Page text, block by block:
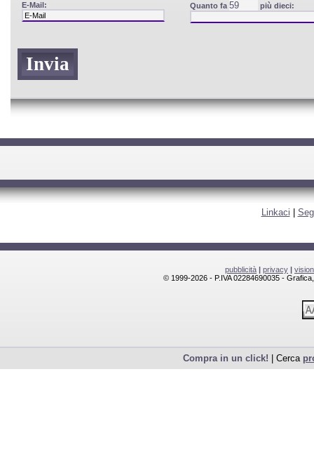
E-Mail: Quanto fa più dieci:
Linkaci
pubblicità | privacy |
© 1999-2026 - P.IVA 02284690035 -
Compra in un click! | Cerca